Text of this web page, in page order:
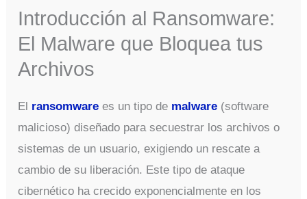
Introducción al Ransomware:
El Malware que Bloquea tus
Archivos
El ransomware es un tipo de malware (software
malicioso) diseñado para secuestrar los archivos o
sistemas de un usuario, exigiendo un rescate a
cambio de su liberación. Este tipo de ataque
cibernético ha crecido exponencialmente en los